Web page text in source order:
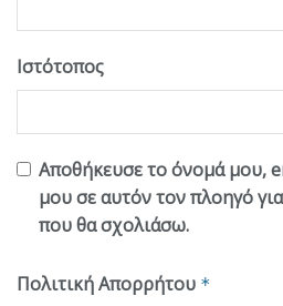
Ιστότοπος
Αποθήκευσε το όνομά μου,
μου σε αυτόν τον πλοηγό
που θα σχολιάσω.
Πολιτική Απορρήτου *